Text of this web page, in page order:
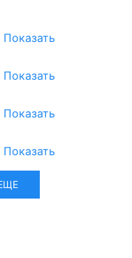
Показать
Показать
Показать
Показать